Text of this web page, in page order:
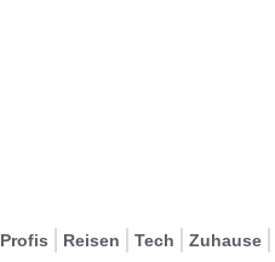
Profis Reisen Tech Zuhause